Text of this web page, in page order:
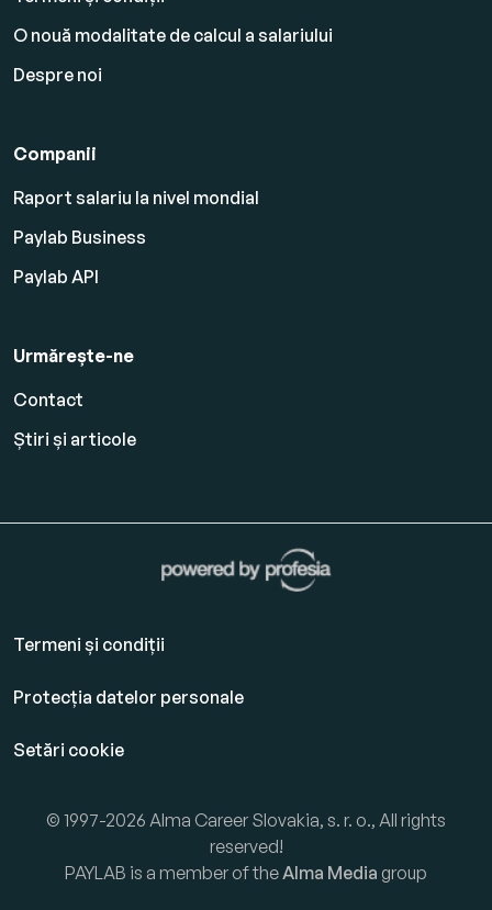
O nouă modalitate de calcul a salariului
Despre noi
Companii
Raport salariu la nivel mondial
Paylab Business
Paylab API
Urmărește-ne
Contact
Știri și articole
Termeni și condiții
Protecția datelor personale
Setări cookie
© 1997-2026 Alma Career Slovakia, s. r. o., All rights
reserved!
PAYLAB is a member of theAlma Media group